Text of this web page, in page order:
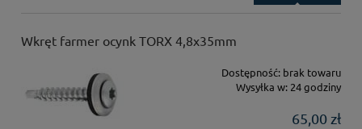
Wkręt farmer ocynk TORX 4,8x35mm
Dostępność: brak towaru
Wysyłka w: 24 godziny
65,00 zł